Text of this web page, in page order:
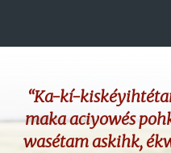
“Ka-kí-
maka aciyowés
wasétam askihk,